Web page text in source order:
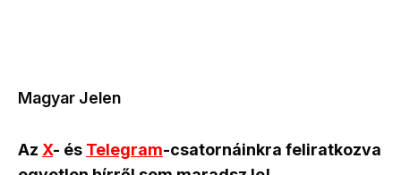
Magyar Jelen
Az X- és Telegram-csatornáinkra feliratkozva